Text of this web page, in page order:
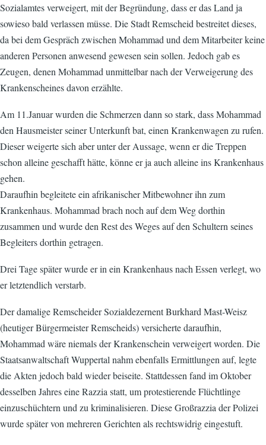
Sozialamtes verweigert, mit der Begründung, dass er das Land ja
sowieso bald verlassen müsse. Die Stadt Remscheid bestreitet dieses,
da bei dem Gespräch zwischen Mohammad und dem Mitarbeiter keine
anderen Personen anwesend gewesen sein sollen. Jedoch gab es
Zeugen, denen Mohammad unmittelbar nach der Verweigerung des
Krankenscheines davon erzählte.
Am 11.Januar wurden die Schmerzen dann so stark, dass Mohammad
den Hausmeister seiner Unterkunft bat, einen Krankenwagen zu rufen.
Dieser weigerte sich aber unter der Aussage, wenn er die Treppen
schon alleine geschafft hätte, könne er ja auch alleine ins Krankenhaus
gehen.
Daraufhin begleitete ein afrikanischer Mitbewohner ihn zum
Krankenhaus. Mohammad brach noch auf dem Weg dorthin
zusammen und wurde den Rest des Weges auf den Schultern seines
Begleiters dorthin getragen.
Drei Tage später wurde er in ein Krankenhaus nach Essen verlegt, wo
er letztendlich verstarb.
Der damalige Remscheider Sozialdezernent Burkhard Mast-Weisz
(heutiger Bürgermeister Remscheids) versicherte daraufhin,
Mohammad wäre niemals der Krankenschein verweigert worden. Die
Staatsanwaltschaft Wuppertal nahm ebenfalls Ermittlungen auf, legte
die Akten jedoch bald wieder beiseite. Stattdessen fand im Oktober
desselben Jahres eine Razzia statt, um protestierende Flüchtlinge
einzuschüchtern und zu kriminalisieren. Diese Großrazzia der Polizei
wurde später von mehreren Gerichten als rechtswidrig eingestuft.